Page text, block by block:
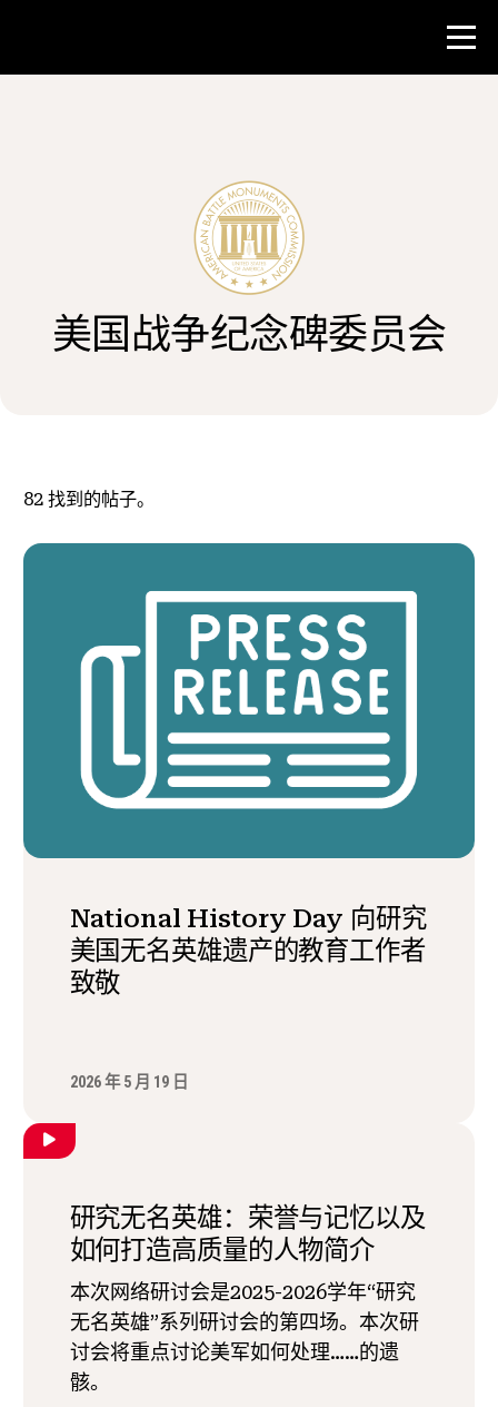
关于 NHD®
美国战争纪念碑委员会
82 找到的帖子。
National History Day 向研究
美国无名英雄遗产的教育工作者
致敬
2026 年 5 月 19 日
研究无名英雄：荣誉与记忆以及
如何打造高质量的人物简介
本次网络研讨会是2025-2026学年“研究
无名英雄”系列研讨会的第四场。本次研
讨会将重点讨论美军如何处理……的遗
骸。